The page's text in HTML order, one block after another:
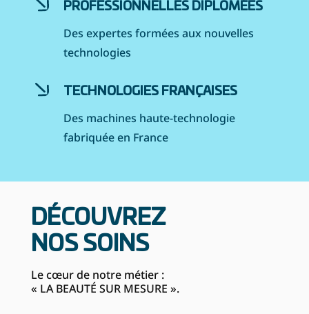
PROFESSIONNELLES DIPLOMÉES
Des expertes formées aux nouvelles
technologies
TECHNOLOGIES FRANÇAISES
Des machines haute-technologie
fabriquée en France
DÉCOUVREZ
NOS SOINS
Le cœur de notre métier :
« LA BEAUTÉ SUR MESURE ».